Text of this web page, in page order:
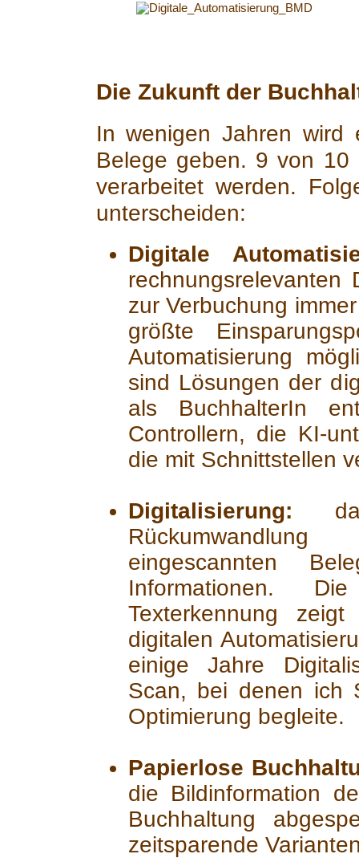
Die Zukunft der
In wenigen Jahren wird
Belege geben. 9 von
verarbeitet werden.
unterscheiden:
Digitale
zur Verbuchung
größte
Automatisierung
sind Lösungen der
als BuchhalterIn
Controllern, die KI-
die mit Schnittstellen
Digitalisierung:
eingescannten
Informationen.
Texterkennung
digitalen
einige Jahre
Scan, bei denen ich
Optimierung begleite.
Papierlose
die Bildinformation
Buchhaltung
zeitsparende